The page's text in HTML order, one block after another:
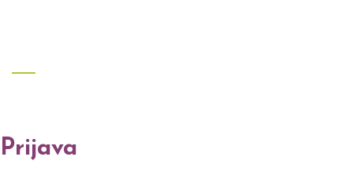
Prijava